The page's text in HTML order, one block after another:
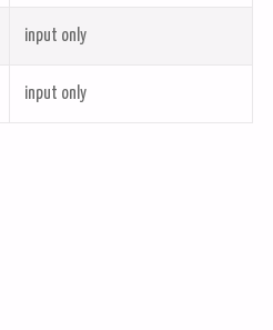
input only
input only